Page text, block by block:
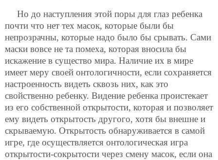
Но до наступления этой поры для глаз ребенка
почти что нет тех масок, которые были бы
непрозрачны, которые надо было бы срывать. Сами
маски вовсе не та помеха, которая вносила бы
искажение в существо мира. Наличие их в мире
имеет меру своей онтологичности, если сохраняется
настроенность видеть сквозь них, как это
свойственно ребенку. Видение ребенка проистекает
из его собственной открытости, которая и позволяет
ему видеть открытость другого, хотя бы внешне и
скрываемую. Открытость обнаруживается в самой
игре, где осуществляется онтологическая игра
открытости-сокрытости через смену масок, если она